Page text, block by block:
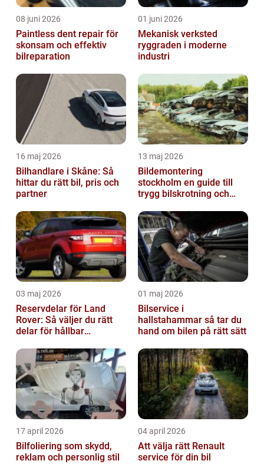
08 juni 2026
Paintless dent repair för
skonsam och effektiv
bilreparation
01 juni 2026
Mekanisk verksted
ryggraden i moderne
industri
16 maj 2026
Bilhandlare i Skåne: Så
hittar du rätt bil, pris och
partner
13 maj 2026
Bildemontering
stockholm en guide till
trygg bilskrotning och
03 maj 2026
Reservdelar för Land
Rover: Så väljer du rätt
delar för hållbar
01 maj 2026
Bilservice i
hallstahammar så tar du
hand om bilen på rätt sätt
17 april 2026
Bilfoliering som skydd,
reklam och personlig stil
04 april 2026
Att välja rätt Renault
service för din bil